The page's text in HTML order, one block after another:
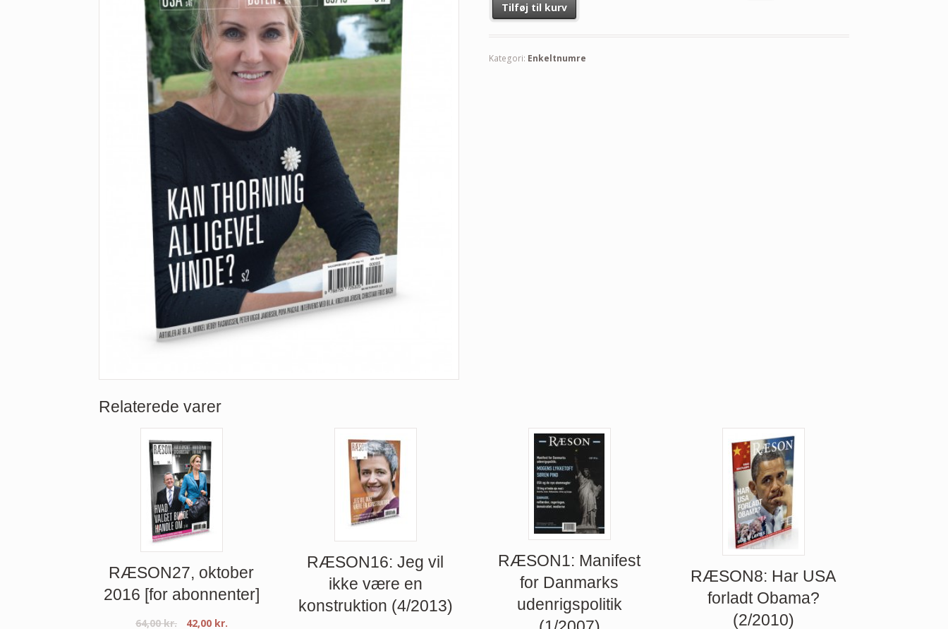
Tilføj til kurv
Kategori: Enkeltnumre
Relaterede varer
RÆSON27, oktober
2016 [for abonnenter]
64,00kr. 42,00 kr.
RÆSON16: Jeg vil
ikke være en
konstruktion (4/2013)
RÆSON1: Manifest
for Danmarks
udenrigspolitik
RÆSON8: Har USA
forladt Obama?
(2/2010)